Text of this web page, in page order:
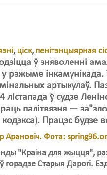
, ціск, пенітэнцыярная
ў зняволенні
рэжыме інкамунікада.
артыкулаў.
лістапада ў судзе
палітвязня —
Працэс будзе
"Краіна для жыцця",
Старыя Дарогі.